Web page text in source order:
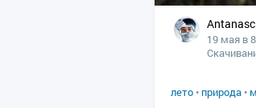
Antanasc
19 мая в
лето • природа •